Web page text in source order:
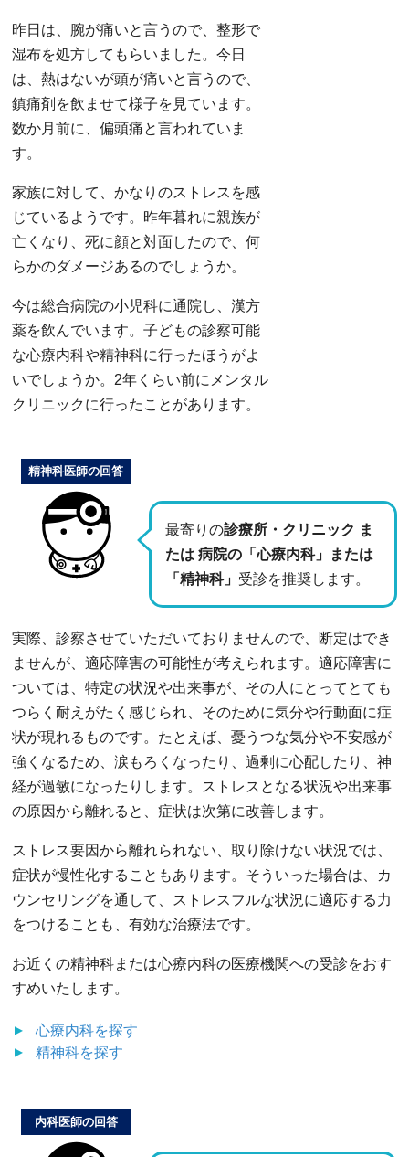
昨日は、腕が痛いと言うので、整形で
湿布を処方してもらいました。今日
は、熱はないが頭が痛いと言うので、
鎮痛剤を飲ませて様子を見ています。
数か月前に、偏頭痛と言われていま
す。
家族に対して、かなりのストレスを感
じているようです。昨年暮れに親族が
亡くなり、死に顔と対面したので、何
らかのダメージあるのでしょうか。
今は総合病院の小児科に通院し、漢方
薬を飲んでいます。子どもの診察可能
な心療内科や精神科に行ったほうがよ
いでしょうか。2年くらい前にメンタル
クリニックに行ったことがあります。
最寄りの診療所・クリニック ま
たは 病院の「心療内科」または
「精神科」 受診を推奨します。
精神科医師の回答
実際、診察させていただいておりませんので、断定はでき
ませんが、適応障害の可能性が考えられます。適応障害に
ついては、特定の状況や出来事が、その人にとってとても
つらく耐えがたく感じられ、そのために気分や行動面に症
状が現れるものです。たとえば、憂うつな気分や不安感が
強くなるため、涙もろくなったり、過剰に心配したり、神
経が過敏になったりします。ストレスとなる状況や出来事
の原因から離れると、症状は次第に改善します。
ストレス要因から離れられない、取り除けない状況では、
症状が慢性化することもあります。そういった場合は、カ
ウンセリングを通して、ストレスフルな状況に適応する力
をつけることも、有効な治療法です。
お近くの精神科または心療内科の医療機関への受診をおす
すめいたします。
心療内科を探す
精神科を探す
内科医師の回答